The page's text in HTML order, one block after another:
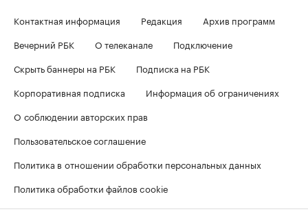
Контактная информация Редакция
Архив программ
Вечерний РБК
О телеканале
Подключение
Скрыть баннеры на РБК
Подписка на РБК
Корпоративная подписка
Информация об ограничениях
О соблюдении авторских прав
Пользовательское соглашение
Политика в отношении обработки персональных данных
Политика обработки файлов cookie